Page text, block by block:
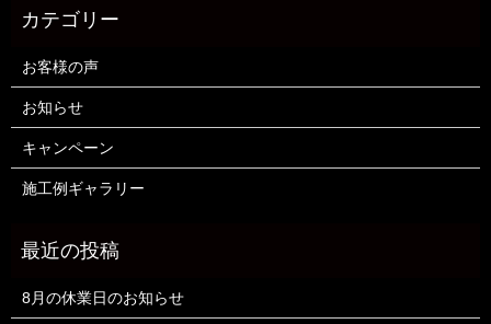
お客様の声
お知らせ
キャンペーン
施工例ギャラリー
8月の休業日のお知らせ